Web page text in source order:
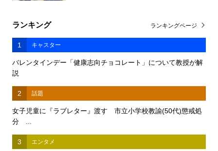
ランキング
1 キャスター
バレンタインデー「健康志向チョコレート」について教授が解
説
2 話題
女子児童に『ラブレター』渡す 市立小学校教諭(50代)懲戒処
分 ...
3 エンタメ
ランキングページ